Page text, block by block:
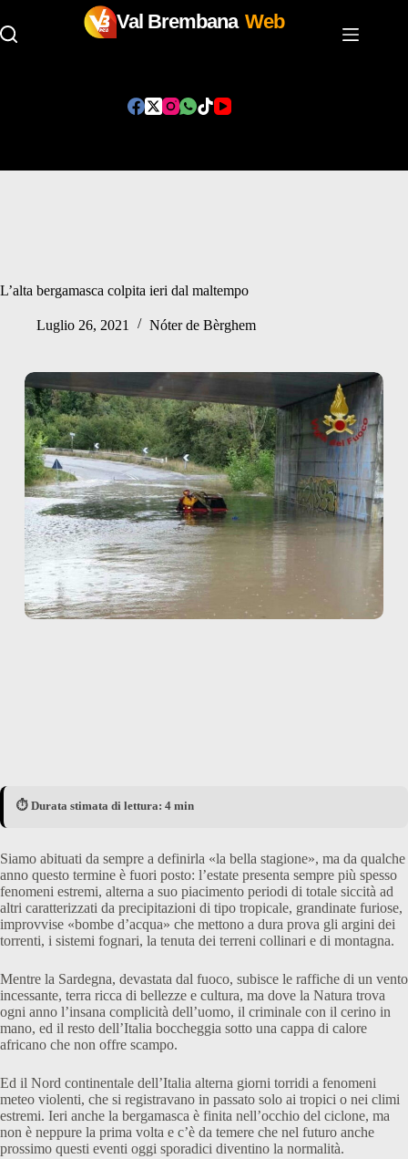
Val Brembana Web
L’alta bergamasca colpita ieri dal maltempo
Luglio 26, 2021 Nóter de Bèrghem
⏱️ Durata stimata di lettura: 4 min
Siamo abituati da sempre a definirla «la bella stagione», ma da qualche
anno questo termine è fuori posto: l’estate presenta sempre più spesso
fenomeni estremi, alterna a suo piacimento periodi di totale siccità ad
altri caratterizzati da precipitazioni di tipo tropicale, grandinate furiose,
improvvise «bombe d’acqua» che mettono a dura prova gli argini dei
torrenti, i sistemi fognari, la tenuta dei terreni collinari e di montagna.
Mentre la Sardegna, devastata dal fuoco, subisce le raffiche di un vento
incessante, terra ricca di bellezze e cultura, ma dove la Natura trova
ogni anno l’insana complicità dell’uomo, il criminale con il cerino in
mano, ed il resto dell’Italia boccheggia sotto una cappa di calore
africano che non offre scampo.
Ed il Nord continentale dell’Italia alterna giorni torridi a fenomeni
meteo violenti, che si registravano in passato solo ai tropici o nei climi
estremi. Ieri anche la bergamasca è finita nell’occhio del ciclone, ma
non è neppure la prima volta e c’è da temere che nel futuro anche
prossimo questi eventi oggi sporadici diventino la normalità.